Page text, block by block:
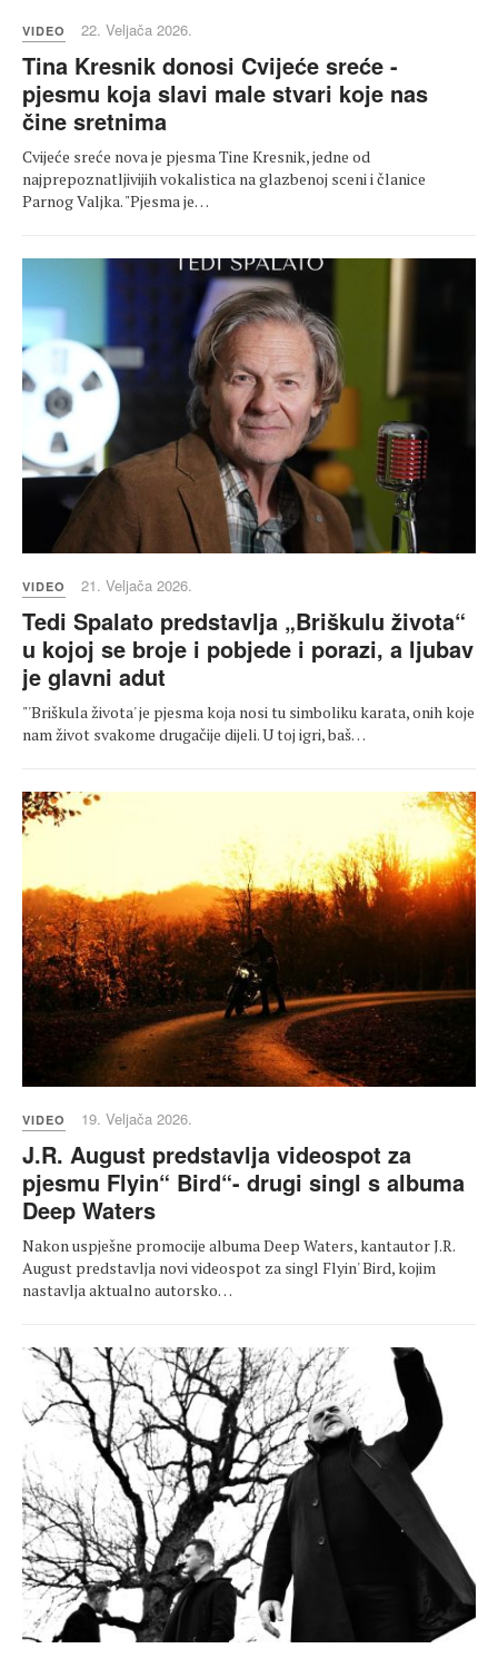
VIDEO 22. Veljača 2026.
Tina Kresnik donosi Cvijeće sreće -
pjesmu koja slavi male stvari koje nas
čine sretnima
Cvijeće sreće nova je pjesma Tine Kresnik, jedne od
najprepoznatljivijih vokalistica na glazbenoj sceni i članice
Parnog Valjka. "Pjesma je…
VIDEO 21. Veljača 2026.
Tedi Spalato predstavlja „Briškulu života“
u kojoj se broje i pobjede i porazi, a ljubav
je glavni adut
"'Briškula života' je pjesma koja nosi tu simboliku karata, onih koje
nam život svakome drugačije dijeli. U toj igri, baš…
VIDEO 19. Veljača 2026.
J.R. August predstavlja videospot za
pjesmu Flyin“ Bird“- drugi singl s albuma
Deep Waters
Nakon uspješne promocije albuma Deep Waters, kantautor J.R.
August predstavlja novi videospot za singl Flyin' Bird, kojim
nastavlja aktualno autorsko…